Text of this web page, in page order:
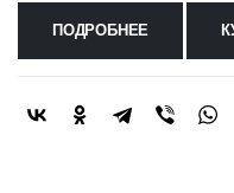
ПОДРОБНЕЕ
SHARE: